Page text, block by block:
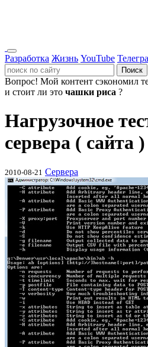
Разработка Жизнь YouTube
Поиск
Вопрос! Мой контент сэкономил
и стоит ли это чашки риса ?
Нагрузочное
сервера ( сайта )
2010-08-21 Сервера